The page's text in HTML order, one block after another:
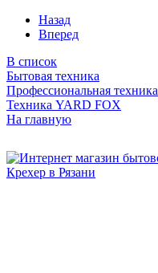
Назад
Вперед
В список
Бытовая техника
Профессиональная техника
Техника YARD FOX
На главную